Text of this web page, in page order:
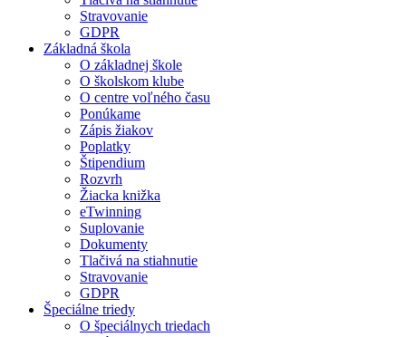
Stravovanie
GDPR
Základná škola
O základnej škole
O školskom klube
O centre voľného času
Ponúkame
Zápis žiakov
Poplatky
Štipendium
Rozvrh
Žiacka knižka
eTwinning
Suplovanie
Dokumenty
Tlačivá na stiahnutie
Stravovanie
GDPR
Špeciálne triedy
O špeciálnych triedach